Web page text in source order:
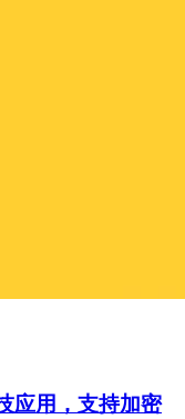
应用，支持加密